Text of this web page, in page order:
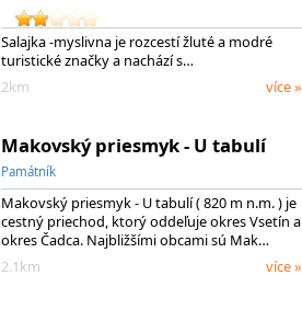
Salajka -myslivna je rozcestí žluté a modré
turistické značky a nachází s…
2km
více »
Makovský priesmyk - U tabulí
Památník
Makovský priesmyk - U tabulí ( 820 m n.m. ) je
cestný priechod, ktorý oddeľuje okres Vsetín a
okres Čadca. Najbližšími obcami sú Mak…
2.1km
více »